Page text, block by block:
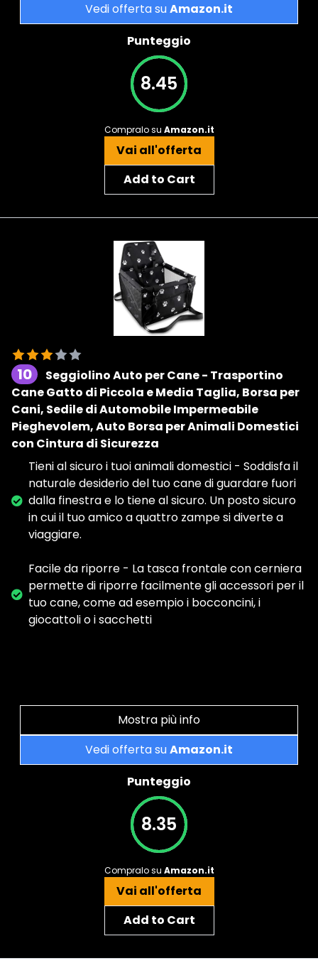
Vedi offerta suAmazon.it
Punteggio
8.45
Compralo su Amazon.it
Vai all'offerta
Add to Cart
10
Seggiolino Auto per Cane - Trasportino
Cane Gatto di Piccola e Media Taglia, Borsa per
Cani, Sedile di Automobile Impermeabile
Pieghevolem, Auto Borsa per Animali Domestici
con Cintura di Sicurezza
Tieni al sicuro i tuoi animali domestici - Soddisfa il
naturale desiderio del tuo cane di guardare fuori
dalla finestra e lo tiene al sicuro. Un posto sicuro
in cui il tuo amico a quattro zampe si diverte a
viaggiare.
Facile da riporre - La tasca frontale con cerniera
permette di riporre facilmente gli accessori per il
tuo cane, come ad esempio i bocconcini, i
giocattoli o i sacchetti
Mostra più info
Vedi offerta suAmazon.it
Punteggio
8.35
Compralo su Amazon.it
Vai all'offerta
Add to Cart